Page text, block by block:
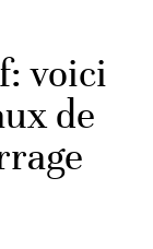
voici
de